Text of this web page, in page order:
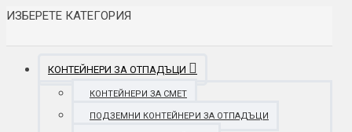
ИЗБЕРЕТЕ КАТЕГОРИЯ
КОНТЕЙНЕРИ ЗА ОТПАДЪЦИ
КОНТЕЙНЕРИ ЗА СМЕТ
ПОДЗЕМНИ КОНТЕЙНЕРИ ЗА ОТПАДЪЦИ